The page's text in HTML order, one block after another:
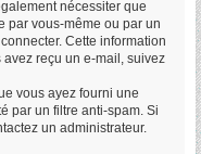
nécessiter que
par vous-même ou par un
Cette information
reçu un e-mail, suivez
vous ayez fourni une
par un filtre anti-spam. Si
un administrateur.